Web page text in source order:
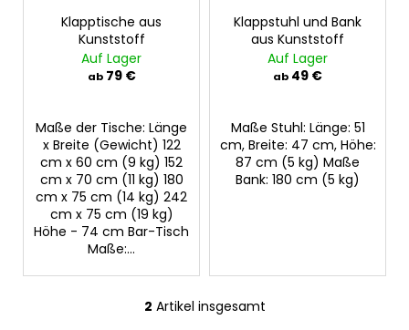
Klapptische aus
Kunststoff
Auf Lager
ab79 €
Maße der Tische: Länge
x Breite (Gewicht) 122
cm x 60 cm (9 kg) 152
cm x 70 cm (11 kg) 180
cm x 75 cm (14 kg) 242
cm x 75 cm (19 kg)
Höhe - 74 cm Bar-Tisch
Maße:...
Klappstuhl und Bank
aus Kunststoff
Auf Lager
ab 49 €
Maße Stuhl: Länge: 51
cm, Breite: 47 cm, Höhe:
87 cm (5 kg) Maße
Bank: 180 cm (5 kg)
S
2 Artikel insgesamt